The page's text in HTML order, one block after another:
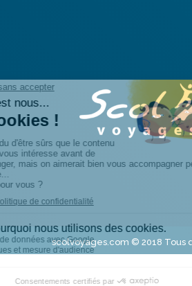
scolvoyages.com © 2018 Tous